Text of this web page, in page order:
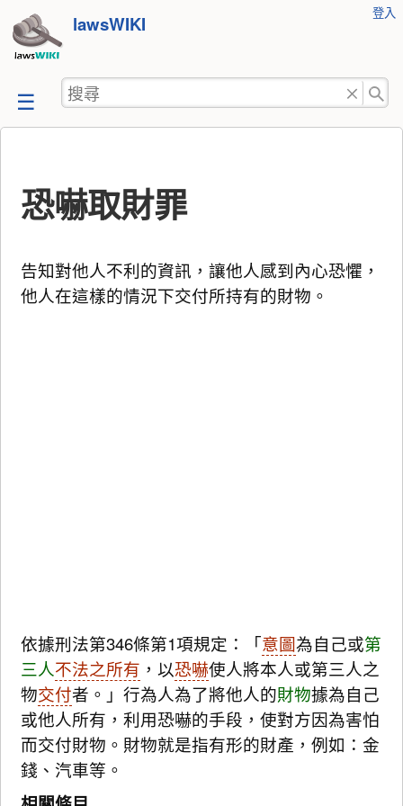
跳
至
容
lawsWIKI
工
登入
搜
尋
恐嚇取財罪
告知對他人不利的資訊，讓他人感到內心恐懼，
他人在這樣的情況下交付所持有的財物。
依據刑法第346條第1項規定：「意圖為自己或第
三人不法之所有 ，以恐嚇使人將本人或第三人之
物交付者。」行為人為了將他人的財物據為自己
或他人所有，利用恐嚇的手段，使對方因為害怕
而交付財物。財物就是指有形的財產，例如：金
錢、汽車等。